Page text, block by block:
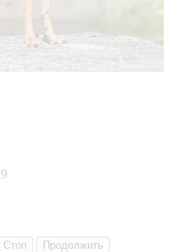
Стоп Продолжить